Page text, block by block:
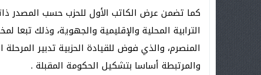
كما تضمن عرض الكاتب الأول للحزب حسب المصدر
الترابية المحلية والإقليمية والجهوية، وذلك
المنصرم، والذي فوض للقيادة الحزبية تدبير
والمرتبطة أساسا بتشكيل الحكومة المقبلة .